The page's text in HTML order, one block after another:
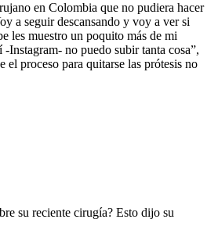
en Colombia que no pudiera hacer
a seguir descansando y voy a ver si
les muestro un poquito más de mi
Instagram- no puedo subir tanta cosa”,
el proceso para quitarse las prótesis no
su reciente cirugía? Esto dijo su